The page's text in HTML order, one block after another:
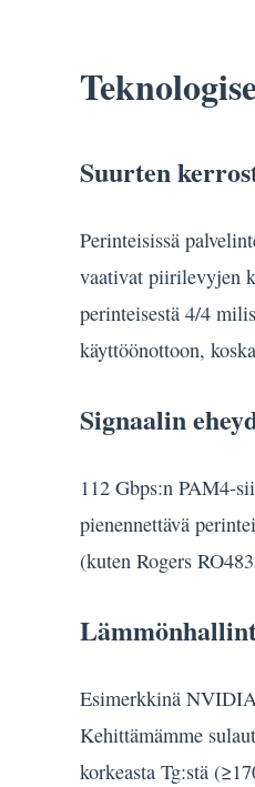
Suurten
Perinteisissä
vaativat piirilevyjen
perinteisestä 4/4
käyttöönottoon,
Signaalin
112 Gbps:n PAM4-
pienennettävä
(kuten Rogers
Esimerkkinä
Kehittämämme
korkeasta Tg:stä